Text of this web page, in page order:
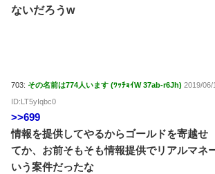
ないだろうw
703: その名前は774人います (ﾜｯﾁｮｲW 37ab-r6Jh) 2019/06/
ID:LT5yIqbc0
>>699
情報を提供してやるからゴールドを寄越せ
てか、お前そもそも情報提供でリアルマネ
いう案件だったな